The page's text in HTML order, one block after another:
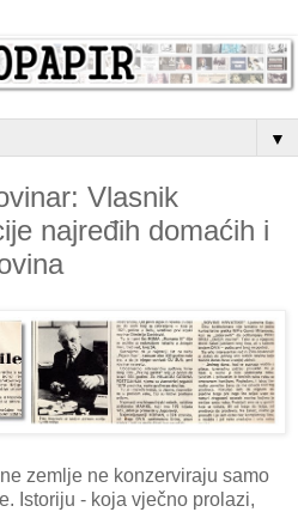
▼
Vlasnik
najređih domaćih i
zemlje ne konzerviraju samo
Istoriju - koja vječno prolazi,